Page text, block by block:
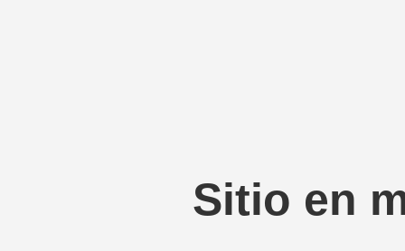
Sitio en